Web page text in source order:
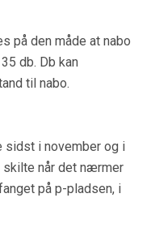
på den måde at nabo
db. Db kan
til nabo.
sidst i november og i
skilte når det nærmer
på p-pladsen, i